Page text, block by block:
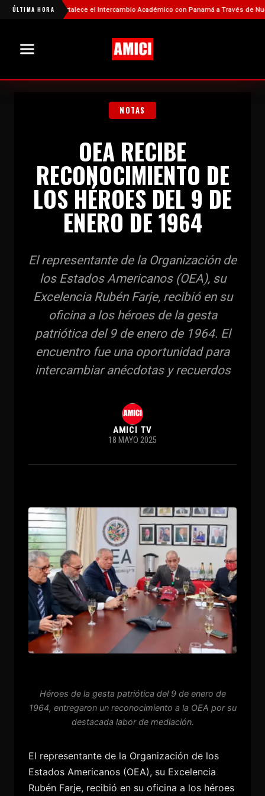
ÚLTIMA HORA
China Fortalece el Intercambio Académico con Panamá a Través de Nuevas
NOTAS
OEA RECIBE
RECONOCIMIENTO DE
LOS HÉROES DEL 9 DE
ENERO DE 1964
El representante de la Organización de
los Estados Americanos (OEA), su
Excelencia Rubén Farje, recibió en su
oficina a los héroes de la gesta
patriótica del 9 de enero de 1964. El
encuentro fue una oportunidad para
intercambiar anécdotas y recuerdos
AMICI TV
18 MAYO 2025
Héroes de la gesta patriótica del 9 de enero de
1964, entregaron un reconocimiento a la OEA por su
destacada labor de mediación.
El representante de la Organización de los
Estados Americanos (OEA), su Excelencia
Rubén Farje, recibió en su oficina a los héroes